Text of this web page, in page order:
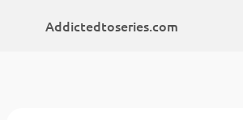
Accéder au contenu
Addictedtoseries.com